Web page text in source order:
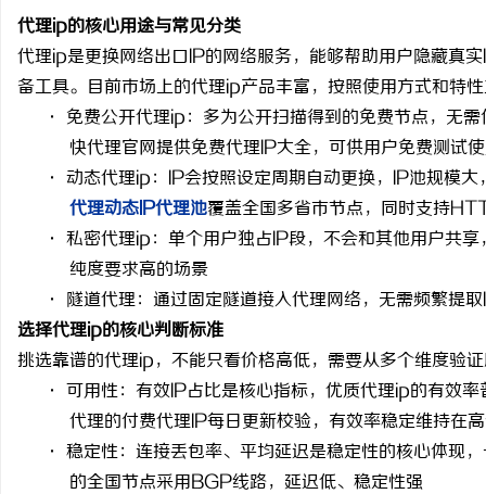
代理ip的核心用途与常见分类
代理ip是更换网络出口 IP的网络服务，能够帮助用户隐藏真实
备工具。目前市场上的代理ip产品丰富，按照使用方式和特
· 免费公开代理ip ：多为公开扫描得到的免费节点，无
快代理官网提供免费代理 IP大全，可供用户免费测试
· 动态代理ip ： IP会按照设定周期自动更换， IP池规模大
代理动态 IP代理池覆盖全国多省市节点，同时支持
· 私密代理ip ：单个用户独占 IP段，不会和其他用户共
纯度要求高的场景
·
隧道代理：通过固定隧道接入代理网络，无需频繁提取
选择代理ip的核心判断标准
挑选靠谱的代理ip ，不能只看价格高低，需要从多个维度验
· 可用性：有效 IP占比是核心指标，优质代理ip的有效率
代理的付费代理 IP每日更新校验，有效率稳定维持在
· 稳定性：连接丢包率、平均延迟是稳定性的核心体现
的全国节点采用BGP线路，延迟低、稳定性强